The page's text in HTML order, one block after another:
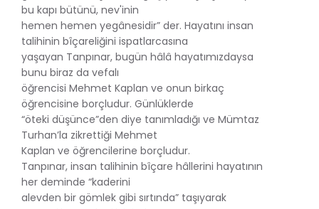
bu kapı bütünü, nev'inin
hemen hemen yegânesidir” der. Hayatını insan
talihinin bîçareliğini ispatlarcasına
yaşayan Tanpınar, bugün hâlâ hayatımızdaysa
bunu biraz da vefalı
öğrencisi Mehmet Kaplan ve onun birkaç
öğrencisine borçludur. Günlüklerde
“öteki düşünce”den diye tanımladığı ve Mümtaz
Turhan’la zikrettiği Mehmet
Kaplan ve öğrencilerine borçludur.
Tanpınar, insan talihinin bîçare hâllerini hayatının
her deminde “kaderini
alevden bir gömlek gibi sırtında” taşıyarak